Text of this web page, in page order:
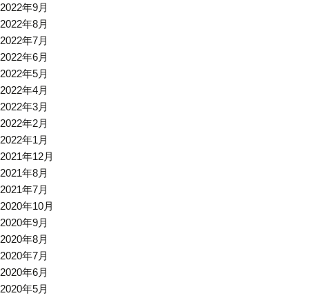
2022年9月
2022年8月
2022年7月
2022年6月
2022年5月
2022年4月
2022年3月
2022年2月
2022年1月
2021年12月
2021年8月
2021年7月
2020年10月
2020年9月
2020年8月
2020年7月
2020年6月
2020年5月